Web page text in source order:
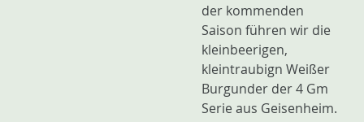
der kommenden
Saison führen wir die
kleinbeerigen,
kleintraubign Weißer
Burgunder der 4 Gm
Serie aus Geisenheim.